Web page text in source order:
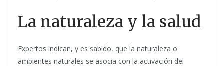
La naturaleza y la salud
Expertos indican, y es sabido, que la naturaleza o
ambientes naturales se asocia con la activación del